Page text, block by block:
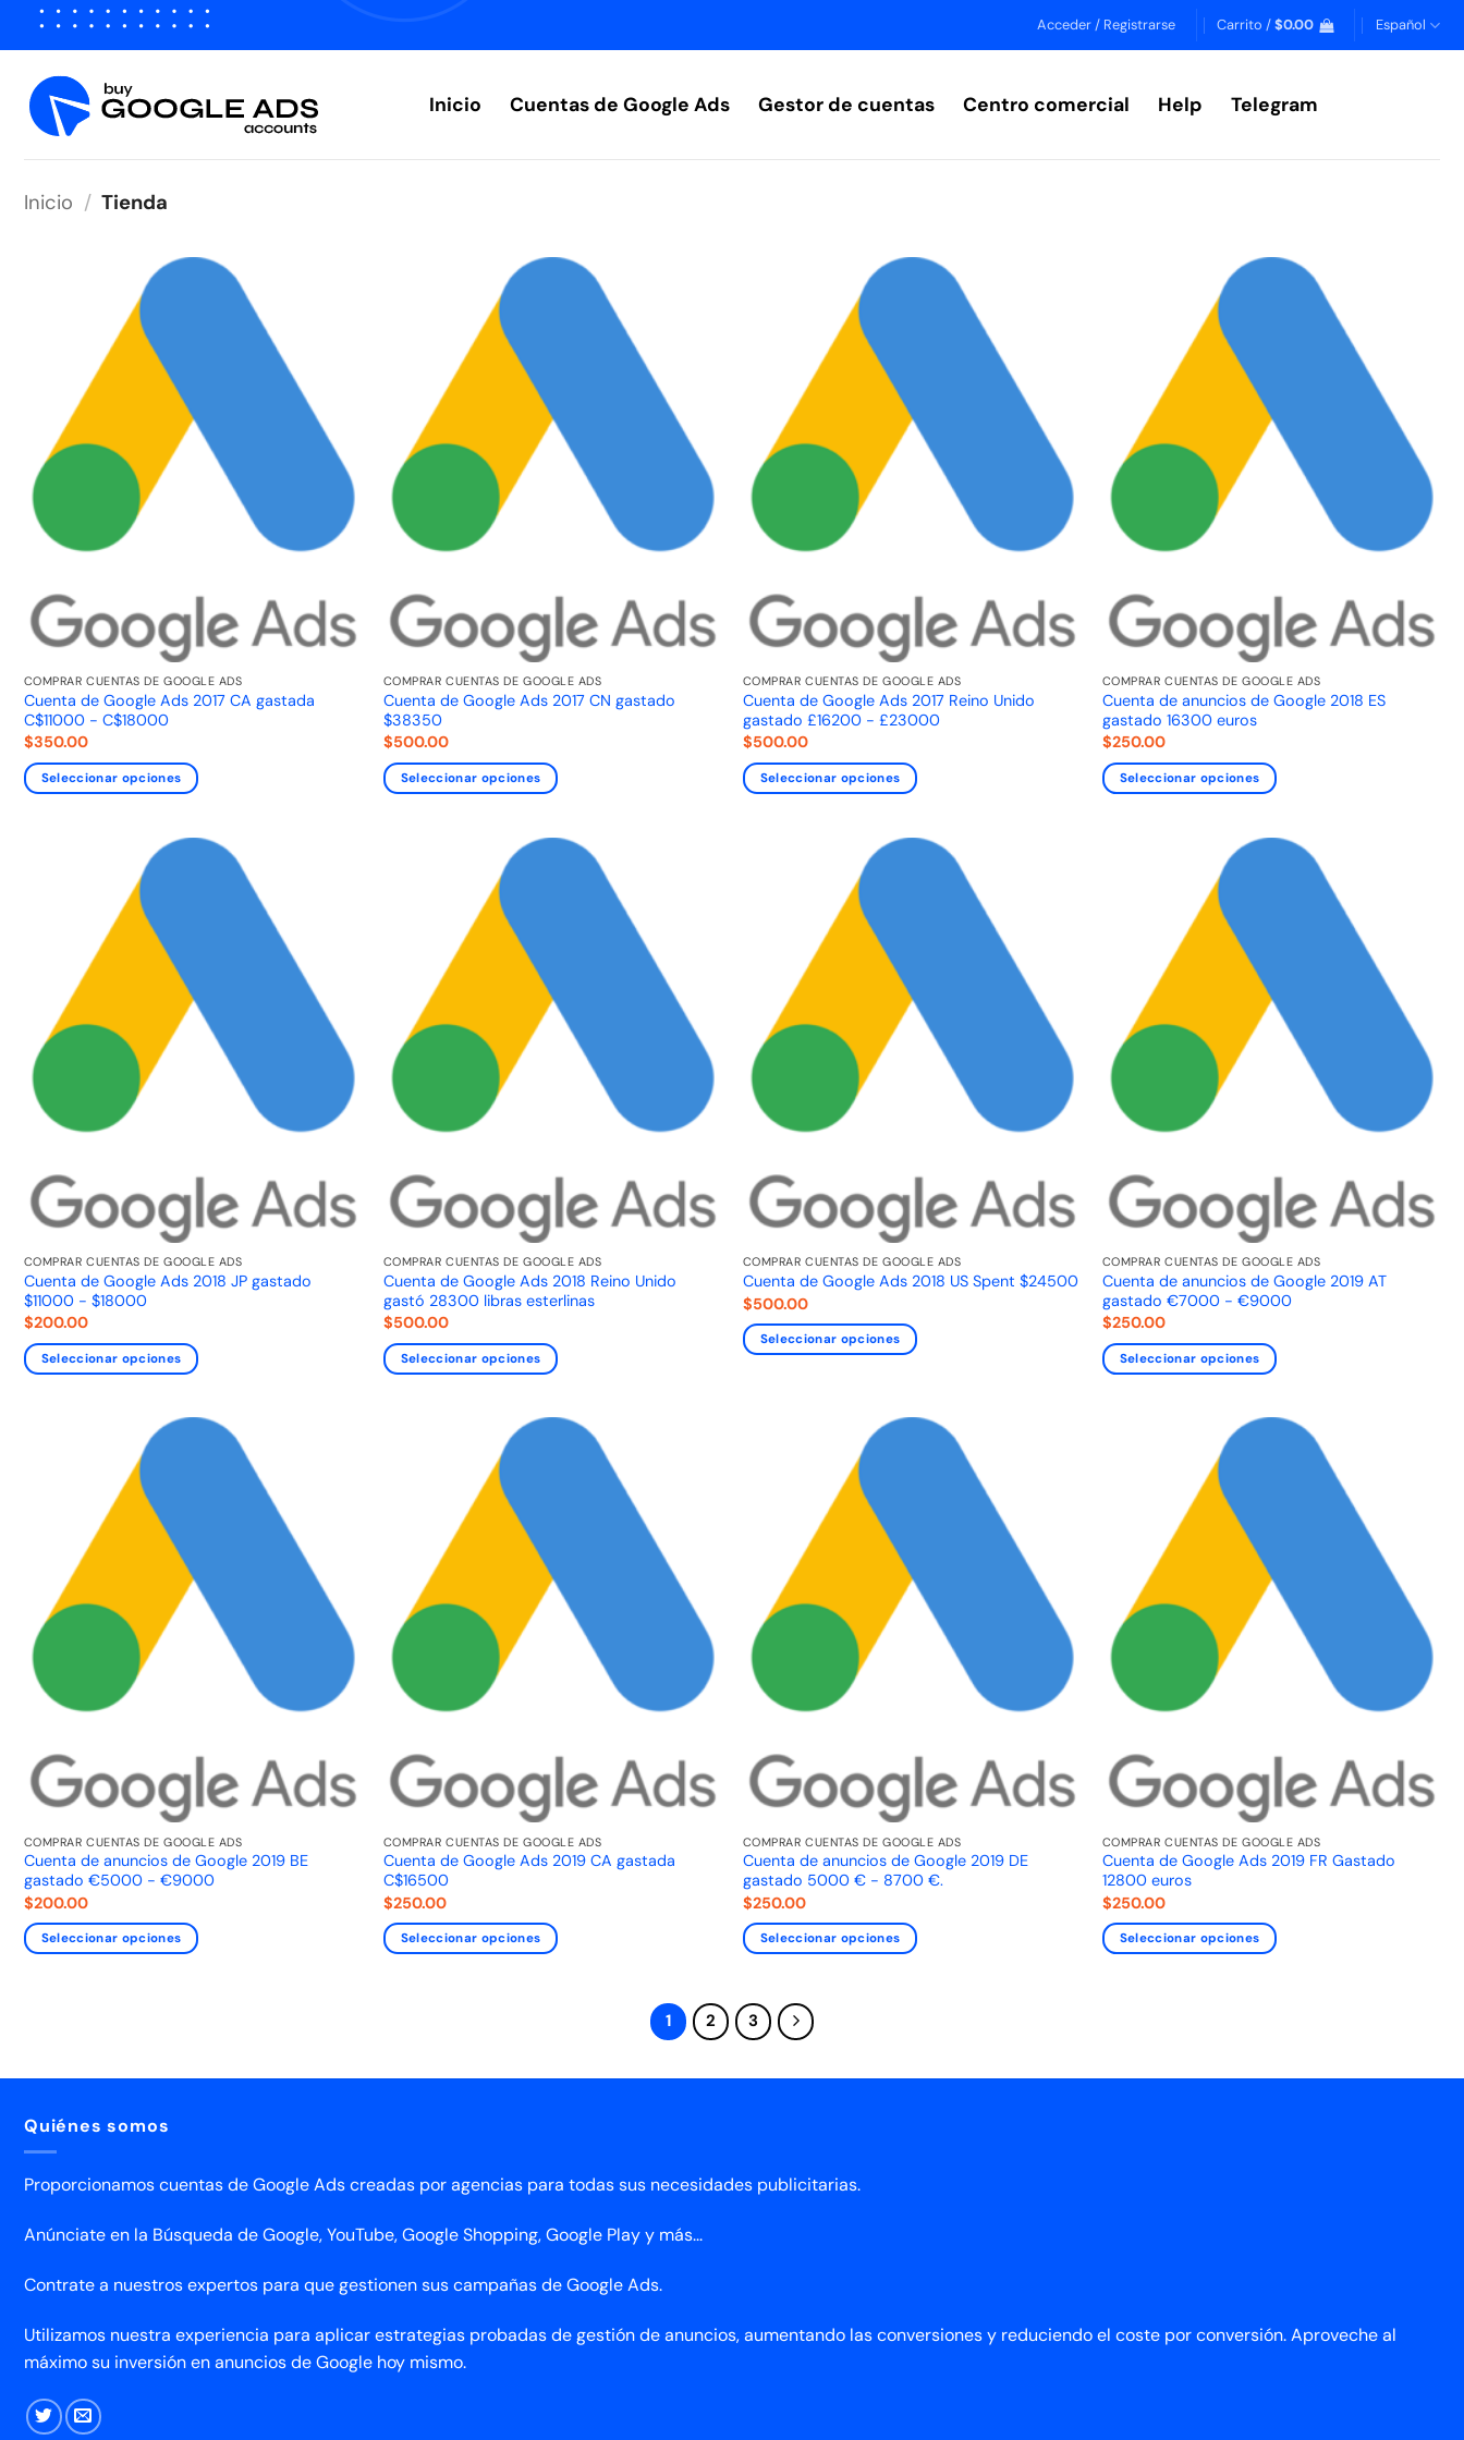
Saltar
Acceder / Registrarse Carrito /$0.00 Español
Inicio Cuentas de Google Ads Gestor de cuentas Centro comercial Help Telegram
Inicio / Tienda
COMPRAR CUENTAS DE GOOGLE ADS
Cuenta de Google Ads 2017 CA gastada
C$11000 - C$18000
$350.00
Seleccionar opciones
COMPRAR CUENTAS DE GOOGLE ADS
Cuenta de Google Ads 2017 CN gastado
$38350
$500.00
Seleccionar opciones
COMPRAR CUENTAS DE GOOGLE ADS
Cuenta de Google Ads 2017 Reino Unido
gastado £16200 - £23000
$500.00
Seleccionar opciones
COMPRAR CUENTAS DE GOOGLE ADS
Cuenta de anuncios de Google 2018 ES
gastado 16300 euros
$250.00
Seleccionar opciones
COMPRAR CUENTAS DE GOOGLE ADS
Cuenta de Google Ads 2018 JP gastado
$11000 - $18000
$200.00
Seleccionar opciones
COMPRAR CUENTAS DE GOOGLE ADS
Cuenta de Google Ads 2018 Reino Unido
gastó 28300 libras esterlinas
$500.00
Seleccionar opciones
COMPRAR CUENTAS DE GOOGLE ADS
Cuenta de Google Ads 2018 US Spent $24500
$500.00
Seleccionar opciones
COMPRAR CUENTAS DE GOOGLE ADS
Cuenta de anuncios de Google 2019 AT
gastado €7000 - €9000
$250.00
Seleccionar opciones
COMPRAR CUENTAS DE GOOGLE ADS
Cuenta de anuncios de Google 2019 BE
gastado €5000 - €9000
$200.00
Seleccionar opciones
COMPRAR CUENTAS DE GOOGLE ADS
Cuenta de Google Ads 2019 CA gastada
C$16500
$250.00
Seleccionar opciones
COMPRAR CUENTAS DE GOOGLE ADS
Cuenta de anuncios de Google 2019 DE
gastado 5000 € - 8700 €.
$250.00
Seleccionar opciones
COMPRAR CUENTAS DE GOOGLE ADS
Cuenta de Google Ads 2019 FR Gastado
12800 euros
$250.00
Seleccionar opciones
1 2 3
Quiénes somos
Proporcionamos cuentas de Google Ads creadas por agencias para todas sus necesidades publicitarias.
Anúnciate en la Búsqueda de Google, YouTube, Google Shopping, Google Play y más...
Contrate a nuestros expertos para que gestionen sus campañas de Google Ads.
Utilizamos nuestra experiencia para aplicar estrategias probadas de gestión de anuncios, aumentando las conversiones y reduciendo el coste por conversión. Aproveche al
máximo su inversión en anuncios de Google hoy mismo.